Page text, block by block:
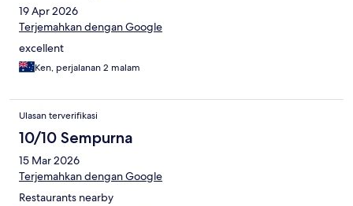
19 Apr 2026
Terjemahkan dengan Google
excellent
Ken, perjalanan 2 malam
Ulasan terverifikasi
10/10 Sempurna
15 Mar 2026
Terjemahkan dengan Google
Restaurants nearby